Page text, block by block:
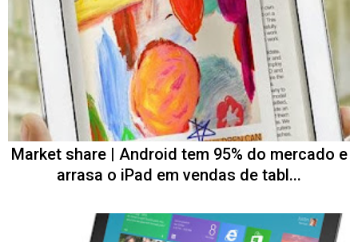
Market share | Android tem 95% do mercado e
arrasa o iPad em vendas de tabl...